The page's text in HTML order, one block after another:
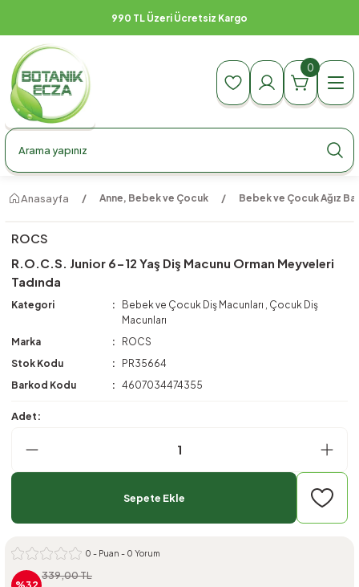
990 TL Üzeri Ücretsiz Kargo
0
Anasayfa Anne, Bebek ve Çocuk Bebek ve Çocuk Ağız
ROCS
R.O.C.S. Junior 6-12 Yaş Diş Macunu Orman Meyveleri
Tadında
Kategori Bebek ve Çocuk Diş Macunları Çocuk Diş
Macunları
Marka
ROCS
Stok Kodu
PR35664
Barkod Kodu
4607034474355
Adet:
Sepete Ekle
0 - Puan - 0 Yorum
339,00 TL